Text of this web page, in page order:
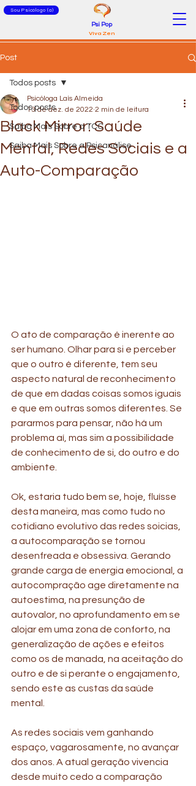
Sou Psicólogo (a)
Psi Pop
Viva Zen
Post
Todos posts
Saiba Mais Sobre a TCC
Saiba Mais Sobre a Psicanálise
Todos posts
Black Mirror: Saúde
Mental, Redes Sociais e a
Auto-Comparação
Psicóloga Laís Almeida
13 de dez. de 2022 2 min de leitura
O ato de comparação é inerente ao
ser humano. Olhar para si e perceber
que o outro é diferente, tem seu
aspecto natural de reconhecimento
de que em dadas coisas somos iguais
e que em outras somos diferentes. Se
pararmos para pensar, não há um
problema aí, mas sim a possibilidade
de conhecimento de si, do outro e do
ambiente.
Ok, estaria tudo bem se, hoje, fluísse
desta maneira, mas como tudo no
cotidiano evolutivo das redes soicias,
a autocomparação se tornou
desenfreada e obsessiva. Gerando
grande carga de energia emocional, a
autocompração age diretamente na
autoestima, na presunção de
autovalor, no aprofundamento em se
alojar em uma zona de conforto, na
generalização de ações e efeitos
como os de manada, na aceitação do
outro e de si perante o engajamento,
sendo este as custas da saúde
mental.
As redes sociais vem ganhando
espaço, vagarosamente, no avançar
dos anos. A atual geração vivencia
desde muito cedo a comparação